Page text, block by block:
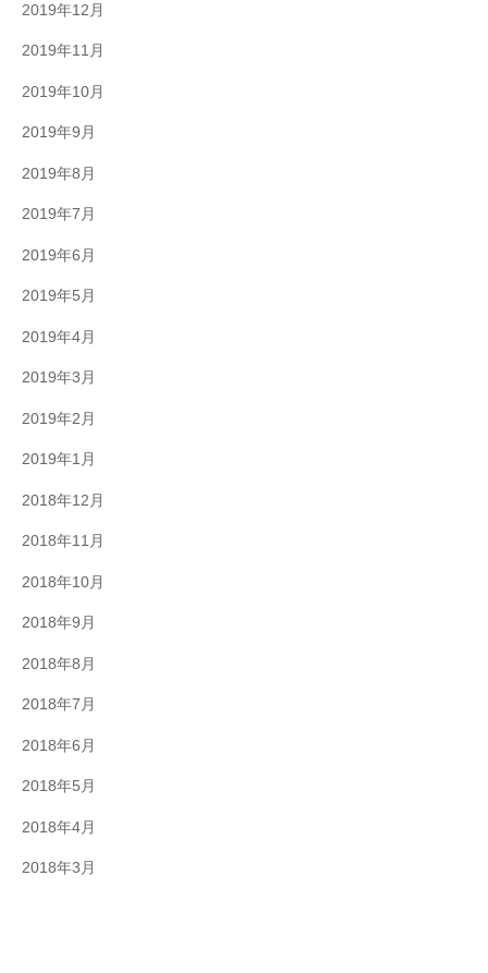
2019年12月
2019年11月
2019年10月
2019年9月
2019年8月
2019年7月
2019年6月
2019年5月
2019年4月
2019年3月
2019年2月
2019年1月
2018年12月
2018年11月
2018年10月
2018年9月
2018年8月
2018年7月
2018年6月
2018年5月
2018年4月
2018年3月